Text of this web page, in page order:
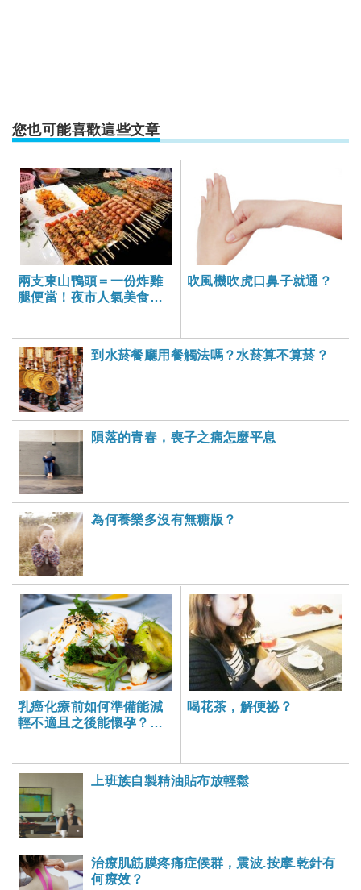
您也可能喜歡這些文章
兩支東山鴨頭＝一份炸雞
腿便當！夜市人氣美食，
吹風機吹虎口鼻子就通？
到水菸餐廳用餐觸法嗎？水菸算不算菸？
隕落的青春，喪子之痛怎麼平息
為何養樂多沒有無糖版？
乳癌化療前如何準備能減
輕不適且之後能懷孕？醫
喝花茶，解便祕？
上班族自製精油貼布放輕鬆
治療肌筋膜疼痛症候群，震波.按摩.乾針有
何療效？